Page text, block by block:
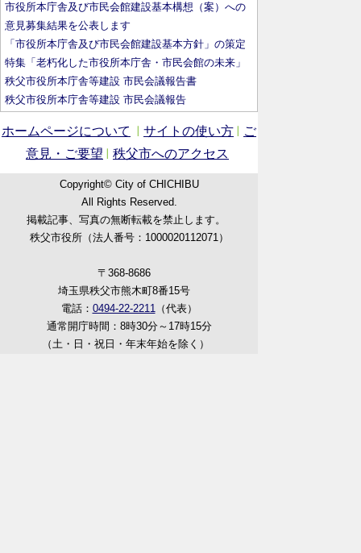
市役所本庁舎及び市民会館建設基本構想（案）への
意見募集結果を公表します
「市役所本庁舎及び市民会館建設基本方針」の策定
特集「老朽化した市役所本庁舎・市民会館の未来」
秩父市役所本庁舎等建設 市民会議報告書
秩父市役所本庁舎等建設 市民会議報告
ホームページについて サイトの使い方
ご
意見・ご要望
秩父市へのアクセス
Copyright© City of CHICHIBU
All Rights Reserved.
掲載記事、写真の無断転載を禁止します。
秩父市役所（法人番号：1000020112071）
〒368-8686
埼玉県秩父市熊木町8番15号
電話： 0494-22-2211（代表）
通常開庁時間：8時30分～17時15分
（土・日・祝日・年末年始を除く）